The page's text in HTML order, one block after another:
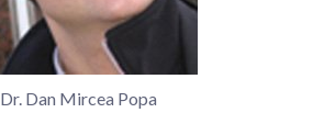
Dr. Dan Mircea Popa